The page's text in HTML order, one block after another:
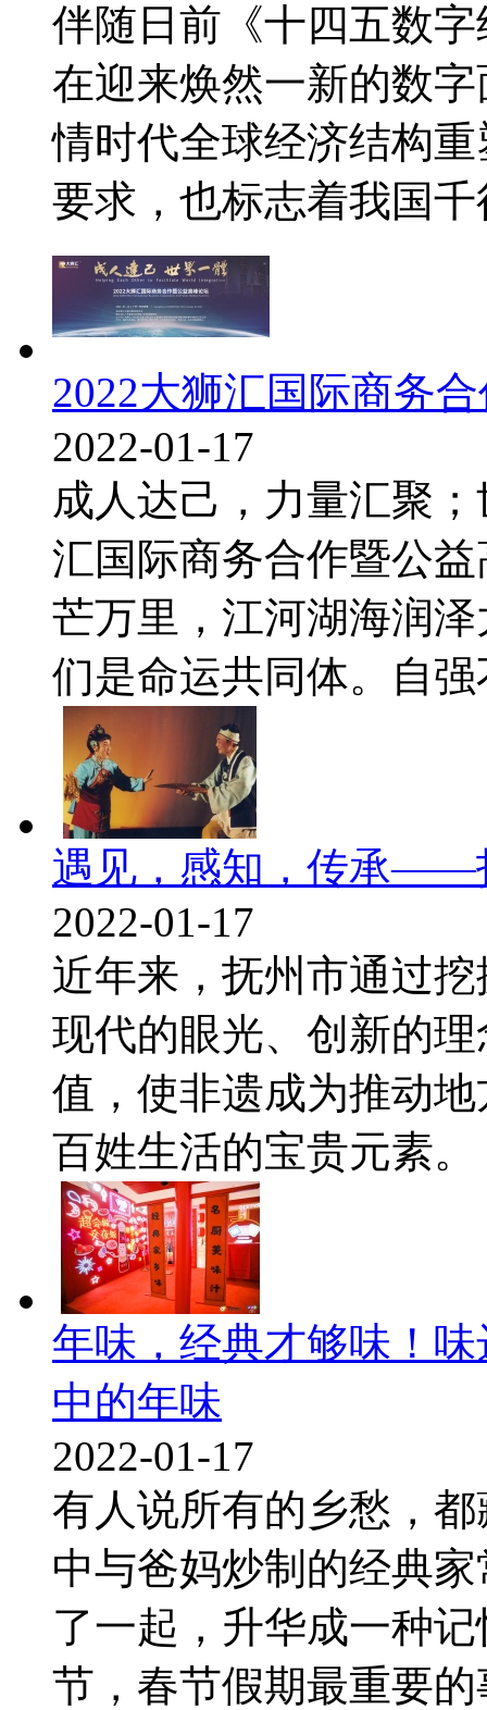
伴随日前《十四五数
在迎来焕然一新的数
情时代全球经济结构
要求，也标志着我国千
2022大狮汇国际商务
2022-01-17
成人达己，力量汇聚
汇国际商务合作暨公
芒万里，江河湖海润
们是命运共同体。自强
遇见，感知，传承——
2022-01-17
近年来，抚州市通过
现代的眼光、创新的
值，使非遗成为推动
百姓生活的宝贵元素。
年味，经典才够味！
中的年味
2022-01-17
有人说所有的乡愁，
中与爸妈炒制的经典
了一起，升华成一种
节，春节假期最重要的